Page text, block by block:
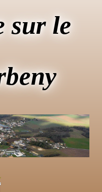
sur le